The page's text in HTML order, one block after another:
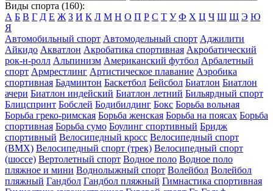
Виды спорта (160):
А Б В Г Д Е Ж З И К Л М Н О П Р С Т У Ф Х Ц Ч Ш Щ Э Ю
Я
Автомобильный спорт Автомодельный спорт Аджилити
Айкидо Акватлон Акробатика спортивная Акробатический
рок-н-ролл Альпинизм Американский футбол Арбалетный
спорт Армрестлинг Артистическое плавание Аэробика
спортивная Бадминтон Баскетбол Бейсбол Биатлон Биатлон
ачери Биатлон индейский Биатлон летний Бильярдный спорт
Блицспринт Бобслей Бодибилдинг Бокс Борьба вольная
Борьба греко-римская Борьба женская Борьба на поясах Борьба
спортивная Борьба сумо Боулинг спортивный Бридж
спортивный Велосипедный кросс Велосипедный спорт
(BMX) Велосипедный спорт (трек) Велосипедный спорт
(шоссе) Вертолетный спорт Водное поло Водное поло
пляжное и мини Воднолыжный спорт Волейбол Волейбол
пляжный Гандбол Гандбол пляжный Гимнастика спортивная